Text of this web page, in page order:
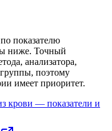
показателю
ниже. Точный
анализатора,
поэтому
имеет приоритет.
крови — показатели и